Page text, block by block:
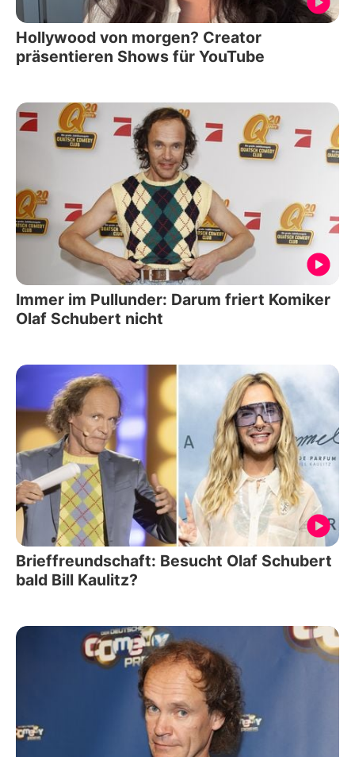
Hollywood von morgen? Creator
präsentieren Shows für YouTube
Immer im Pullunder: Darum friert Komiker
Olaf Schubert nicht
Brieffreundschaft: Besucht Olaf Schubert
bald Bill Kaulitz?